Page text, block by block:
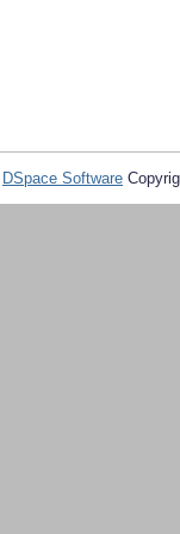
DSpace Software